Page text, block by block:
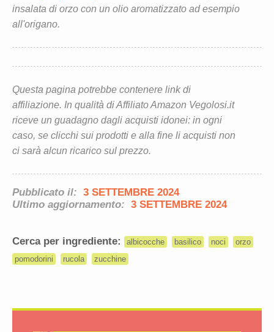
insalata di orzo con un olio aromatizzato ad esempio
all'origano.
Questa pagina potrebbe contenere link di
affiliazione. In qualità di Affiliato Amazon Vegolosi.it
riceve un guadagno dagli acquisti idonei: in ogni
caso, se clicchi sui prodotti e alla fine li acquisti non
ci sarà alcun ricarico sul prezzo.
Pubblicato il: 3 SETTEMBRE 2024
Ultimo aggiornamento: 3 SETTEMBRE 2024
Cerca per ingrediente: albicocche basilico noci
orzo
pomodorini
rucola zucchine